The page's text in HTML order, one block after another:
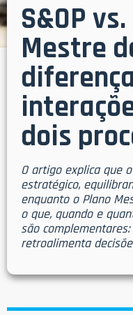
S&OP
Mestre
dois
O artigo explica que
estratégico,
enquanto o Plano
o que, quando e
são
retroalimenta